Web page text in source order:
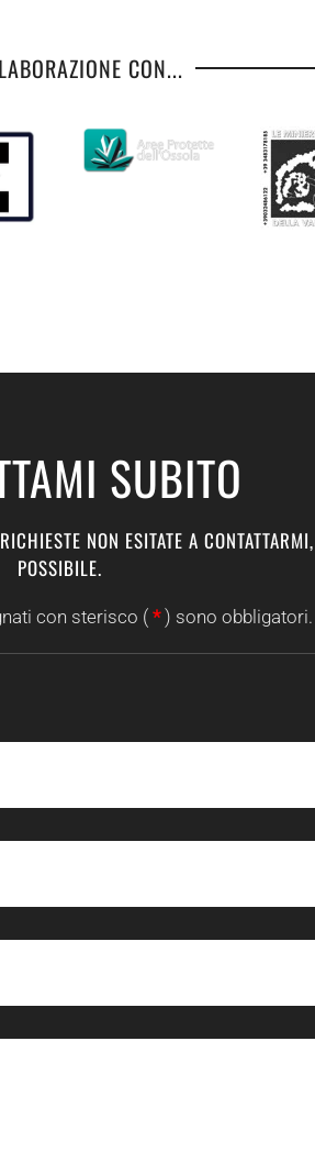
CON...
SUBITO
NON ESITATE A
POSSIBILE.
con sterisco ( *) sono obbligatori.